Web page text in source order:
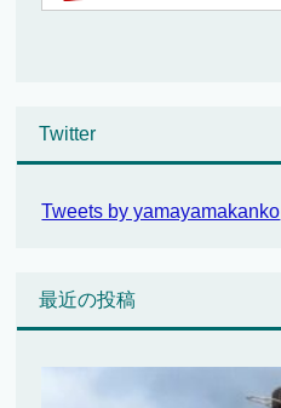
Twitter
Tweets by yamayamakanko
最近の投稿